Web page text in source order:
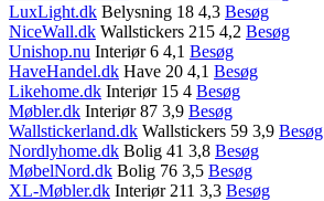
LuxLight.dk Belysning 18 4,3 Besøg
NiceWall.dk Wallstickers 215 4,2 Besøg
Unishop.nu Interiør 6 4,1 Besøg
HaveHandel.dk Have 20 4,1 Besøg
Likehome.dk Interiør 15 4 Besøg
Møbler.dk Interiør 87 3,9 Besøg
Wallstickerland.dk Wallstickers 59 3,9 Besøg
Nordlyhome.dk Bolig 41 3,8 Besøg
MøbelNord.dk Bolig 76 3,5 Besøg
XL-Møbler.dk Interiør 211 3,3 Besøg